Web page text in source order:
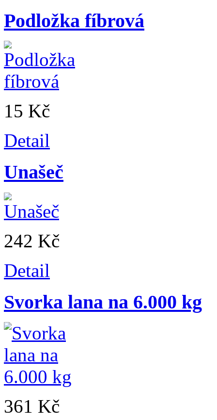
Podložka fíbrová
15 Kč
Detail
Unašeč
242 Kč
Detail
Svorka lana na 6.000 kg
361 Kč